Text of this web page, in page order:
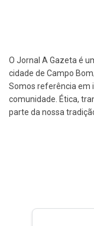
O Jornal A Gazeta é
cidade de Campo
Somos referência em
comunidade. Ética,
parte da nossa